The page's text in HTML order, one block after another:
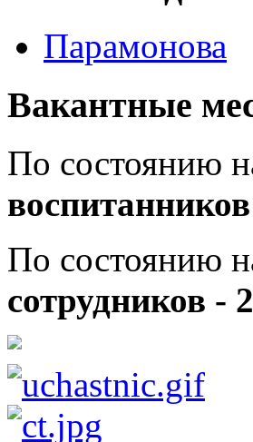
Парамонова
Вакантные
По состоянию
По состоянию
сотрудников - 2